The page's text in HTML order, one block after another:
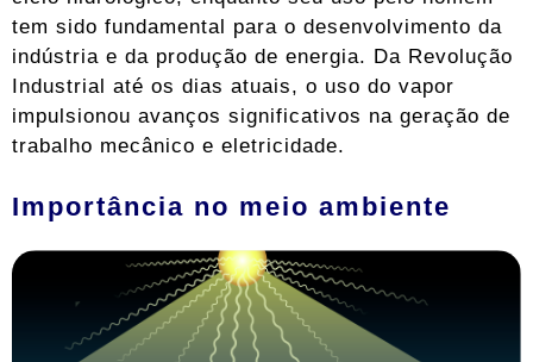
tem sido fundamental para o desenvolvimento da
indústria e da produção de energia. Da Revolução
Industrial até os dias atuais, o uso do vapor
impulsionou avanços significativos na geração de
trabalho mecânico e eletricidade.
Importância no meio ambiente